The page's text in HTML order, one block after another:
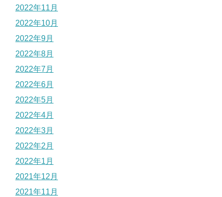
2022年11月
2022年10月
2022年9月
2022年8月
2022年7月
2022年6月
2022年5月
2022年4月
2022年3月
2022年2月
2022年1月
2021年12月
2021年11月